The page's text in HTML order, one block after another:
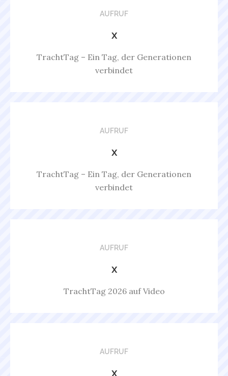
AUFRUF
x
TrachtTag – Ein Tag, der Generationen
verbindet
AUFRUF
x
TrachtTag – Ein Tag, der Generationen
verbindet
AUFRUF
x
TrachtTag 2026 auf Video
AUFRUF
x